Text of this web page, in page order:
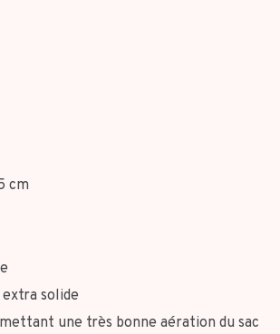
cm
solide
une très bonne aération du sac